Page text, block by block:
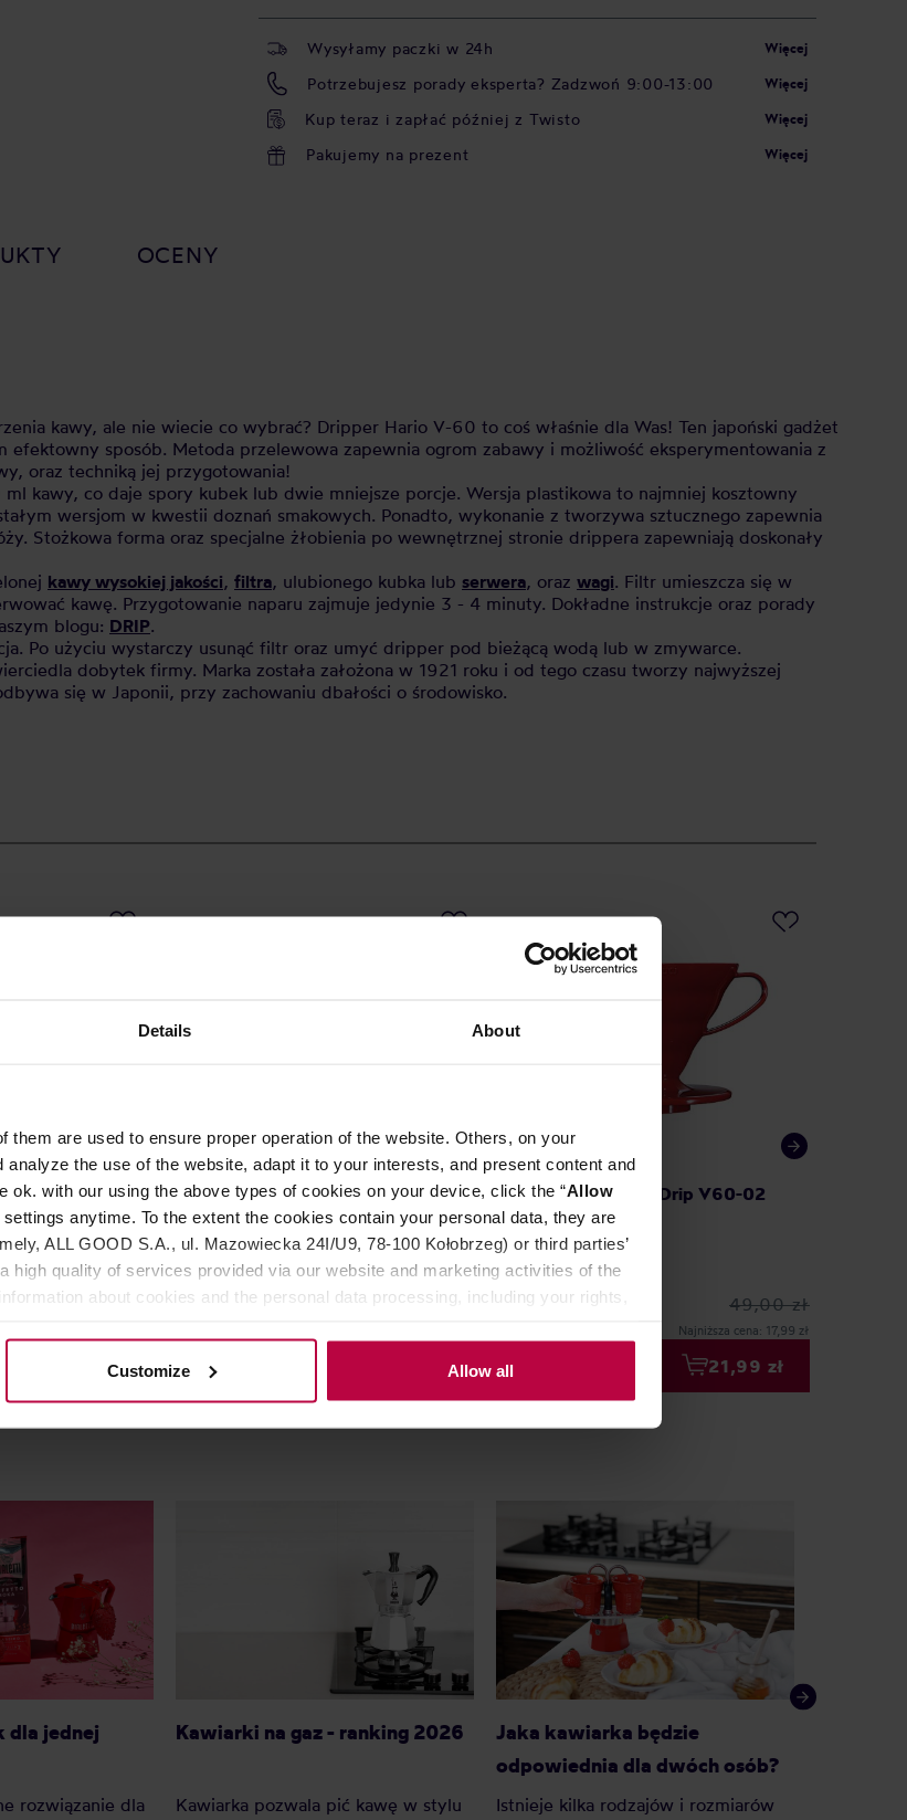
Details About
them are used to ensure proper operation of the website. Others, on your
the use of the website, adapt it to your interests, and present content and
ok. with our using the above types of cookies on your device, click the “Allow
anytime. To the extent the cookies contain your personal data, they are
ALL GOOD S.A., ul. Mazowiecka 24I/U9, 78-100 Kołobrzeg) or third parties’
high quality of services provided via our website and marketing activities of the
about cookies and the personal data processing, including your rights,
Customize Allow all
Wysyłamy paczki w 24h Więcej
Potrzebujesz porady eksperta? Zadzwoń 9:00-13:00 Więcej
Kup teraz i zapłać później z Twisto Więcej
Pakujemy na prezent Więcej
OCENY
kawy, ale nie wiecie co wybrać? Dripper Hario V-60 to coś właśnie dla Was! Ten japoński gadżet
sposób. Metoda przelewowa zapewnia ogrom zabawy i możliwość eksperymentowania z
oraz techniką jej przygotowania!
kawy, co daje spory kubek lub dwie mniejsze porcje. Wersja plastikowa to najmniej kosztowny
wersjom w kwestii doznań smakowych. Ponadto, wykonanie z tworzywa sztucznego zapewnia
Stożkowa forma oraz specjalne żłobienia po wewnętrznej stronie drippera zapewniają doskonały
kawy wysokiej jakości, filtra, ulubionego kubka lub serwera, oraz wagi. Filtr umieszcza się w
kawę. Przygotowanie naparu zajmuje jedynie 3 - 4 minuty. Dokładne instrukcje oraz porady
blogu: DRIP.
Po użyciu wystarczy usunąć filtr oraz umyć dripper pod bieżącą wodą lub w zmywarce.
dobytek firmy. Marka została założona w 1921 roku i od tego czasu tworzy najwyższej
się w Japonii, przy zachowaniu dbałości o środowisko.
V60-02
TQ-UEX|
189,00 zł
99,99 zł
Hario ceramiczny Drip V60-02
Biały
159,00 zł
73,99 zł
Hario plastikowy Drip V60-02
Czerwony
49,00 zł
Najniższa cena: 17,99 zł
21,99 zł
dla jednej
rozwiązanie dla
Kawiarki na gaz - ranking 2026
Kawiarka pozwala pić kawę w stylu
Jaka kawiarka będzie
odpowiednia dla dwóch osób?
Istnieje kilka rodzajów i rozmiarów